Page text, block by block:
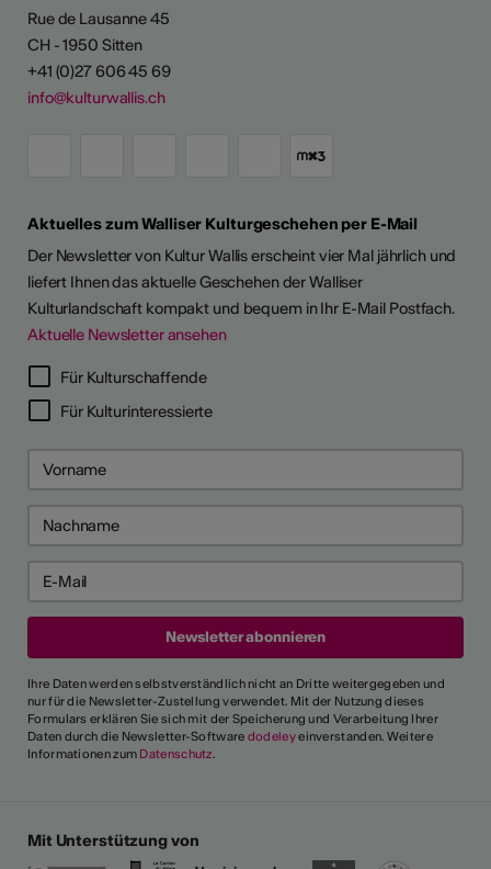
Rue de Lausanne 45
CH - 1950 Sitten
+41 (0)27 606 45 69
info@kulturwallis.ch
Aktuelles zum Walliser Kulturgeschehen per E-Mail
Der Newsletter von Kultur Wallis erscheint vier Mal jährlich und
liefert Ihnen das aktuelle Geschehen der Walliser
Kulturlandschaft kompakt und bequem in Ihr E-Mail Postfach.
Aktuelle Newsletter ansehen
Für Kulturschaffende
Für Kulturinteressierte
Ihre Daten werden selbstverständlich nicht an Dritte weitergegeben und
nur für die Newsletter-Zustellung verwendet. Mit der Nutzung dieses
Formulars erklären Sie sich mit der Speicherung und Verarbeitung Ihrer
Daten durch die Newsletter-Software dodeleyeinverstanden. Weitere
Informationen zum Datenschutz.
Mit Unterstützung von